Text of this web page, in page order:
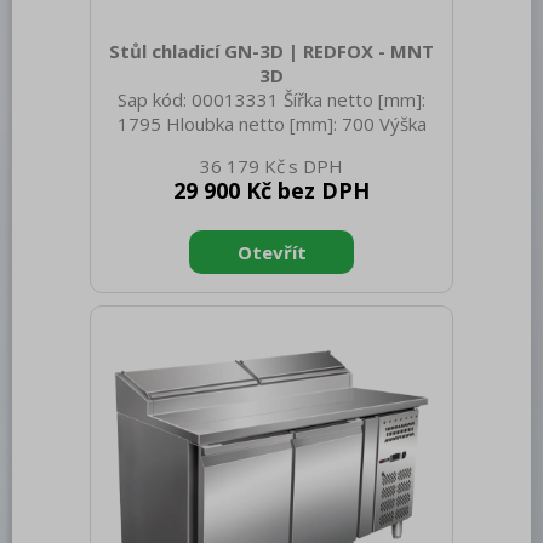
vodní lázně
Redfox
REDFOX 900
Volně stojící moduly
Nerezový program
Stolní zařízení
Příprava masa a zeleniny
Pizza program
Konvektomaty
Stůl chladicí GN-3D | REDFOX - MNT
3D
Sap kód: 00013331 Šířka netto [mm]:
1795 Hloubka netto [mm]: 700 Výška
114.00 Šířka brutto [mm]: 1825 Hloubka
brutto [mm]: 730 Výška brutto [mm]:
spotřebiče: Elektrické zařízení Příkon
elektrický [kW]: 0.208 Napájení: 230 V /
1N - 50 Hz Energetická třída: B Chladivo:
barva zařízení: Nerezové Min teplota
okolí [°C]: 18 Max. teplota o
36 179 Kč
29 900 Kč bez DPH